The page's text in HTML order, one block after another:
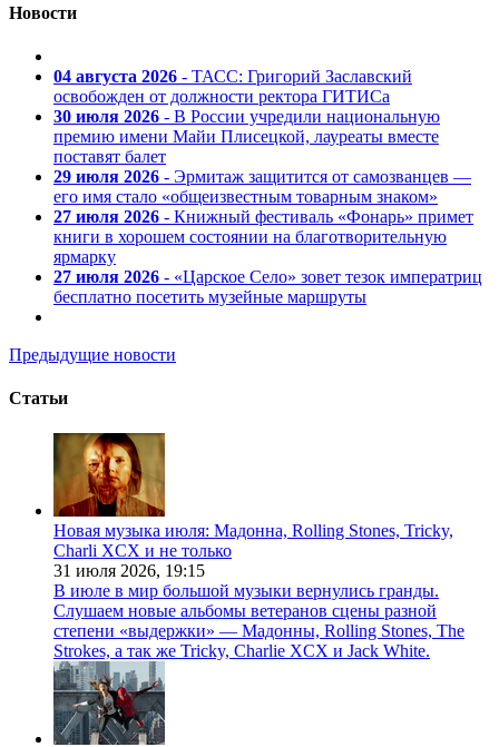
Новости
04 августа 2026 - ТАСС: Григорий Заславский
освобожден от должности ректора ГИТИСа
30 июля 2026 - В России учредили национальную
премию имени Майи Плисецкой, лауреаты вместе
поставят балет
29 июля 2026 - Эрмитаж защитится от самозванцев —
его имя стало «общеизвестным товарным знаком»
27 июля 2026 - Книжный фестиваль «Фонарь» примет
книги в хорошем состоянии на благотворительную
ярмарку
27 июля 2026 - «Царское Село» зовет тезок императриц
бесплатно посетить музейные маршруты
Предыдущие новости
Статьи
Новая музыка июля: Мадонна, Rolling Stones, Tricky,
Charli XCX и не только
31 июля 2026, 19:15
В июле в мир большой музыки вернулись гранды.
Слушаем новые альбомы ветеранов сцены разной
степени «выдержки» — Мадонны, Rolling Stones, The
Strokes, а так же Tricky, Charlie XCX и Jack White.